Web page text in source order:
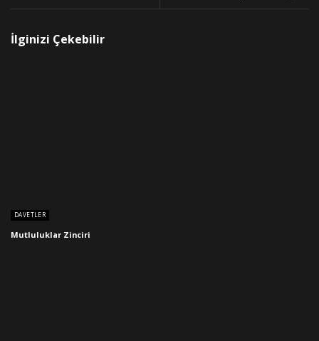
İlginizi Çekebilir
DAVETLER
Mutluluklar Zinciri